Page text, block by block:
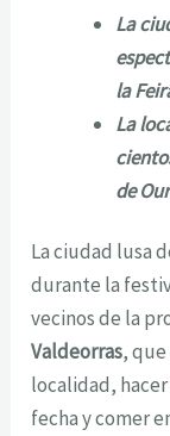
La
la
La
de
La ciudad lusa
durante la
vecinos de la
Valdeorras,
localidad,
fecha y comer